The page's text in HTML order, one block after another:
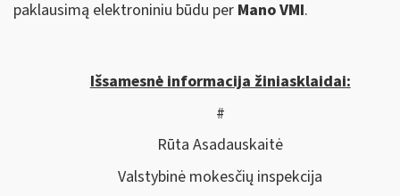
paklausimą elektroniniu būdu per Mano VMI.
Išsamesnė informacija žiniasklaidai:
#
Rūta Asadauskaitė
Valstybinė mokesčių inspekcija